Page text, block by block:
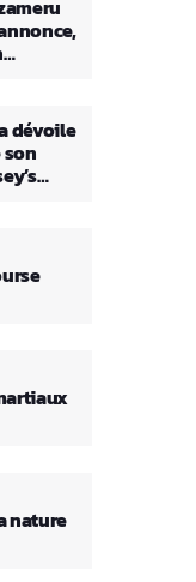
dévoile
nature